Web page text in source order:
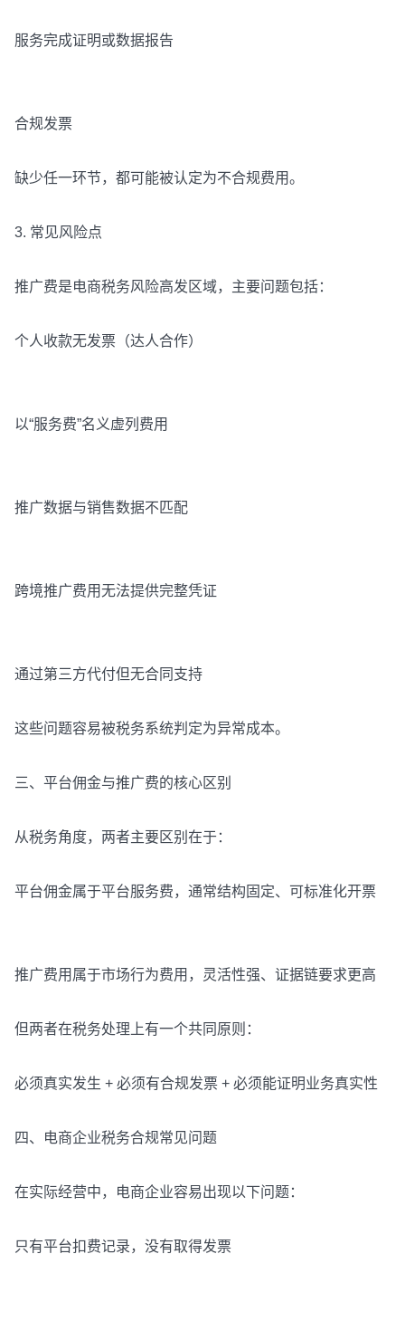
服务完成证明或数据报告
合规发票
缺少任一环节，都可能被认定为不合规费用。
3. 常见风险点
推广费是电商税务风险高发区域，主要问题包括：
个人收款无发票（达人合作）
以“服务费”名义虚列费用
推广数据与销售数据不匹配
跨境推广费用无法提供完整凭证
通过第三方代付但无合同支持
这些问题容易被税务系统判定为异常成本。
三、平台佣金与推广费的核心区别
从税务角度，两者主要区别在于：
平台佣金属于平台服务费，通常结构固定、可标准化开票
推广费用属于市场行为费用，灵活性强、证据链要求更高
但两者在税务处理上有一个共同原则：
必须真实发生 + 必须有合规发票 + 必须能证明业务真实性
四、电商企业税务合规常见问题
在实际经营中，电商企业容易出现以下问题：
只有平台扣费记录，没有取得发票